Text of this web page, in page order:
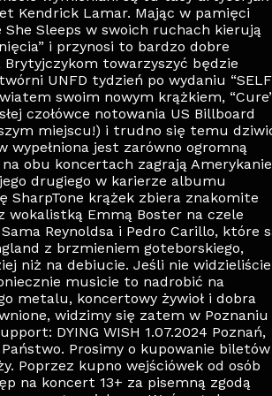
Kendrick Lamar. Mając w pamięci
Sleeps w swoich ruchach kierują
i przynosi to bardzo dobre
towarzyszyć będzie
UNFD tydzień po wydaniu “SELF
swoim nowym krążkiem,
czołówce notowania US Billboard
miejscu!) i trudno się temu
wypełniona jest zarówno ogromną
obu koncertach zagrają
drugiego w karierze albumu
SharpTone krążek zbiera znakomite
Emmą Boster na czele
Reynoldsa i Pedro Carillo, które
z brzmieniem goteborskiego,
niż na debiucie. Jeśli nie widzieliście
musicie to nadrobić na
metalu, koncertowy żywioł i dobra
widzimy się zatem w Poznaniu
DYING WISH 1.07.2024 Poznań,
Prosimy o kupowanie biletów
Poprzez kupno wejściówek od osób
na koncert 13+ za pisemną zgodą